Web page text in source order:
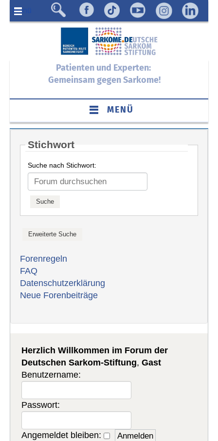
Menü
Patienten und Experten:
Gemeinsam gegen Sarkome!
MENÜ
Stichwort
Suche nach Stichwort:
Forenregeln
FAQ
Datenschutzerklärung
Neue Forenbeiträge
Herzlich Willkommen im Forum der
Deutschen Sarkom-Stiftung,Gast
Benutzername:
Passwort:
Angemeldet bleiben: